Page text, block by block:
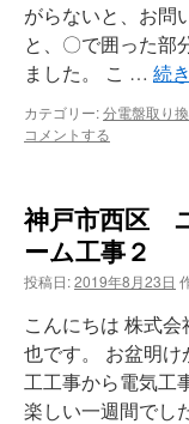
がらないと、お問
と、〇で囲った部
ました。 こ … 続
カテゴリー:分電盤取り
コメントする
神戸市西区
ーム工事２
投稿日:2019年8月23日
こんにちは 株式
也です。 お盆明
工工事から電気工
楽しい一週間でし